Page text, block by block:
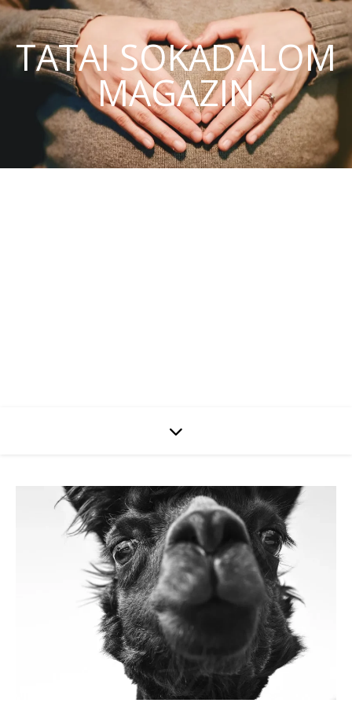
TATAI SOKADALOM
MAGAZIN